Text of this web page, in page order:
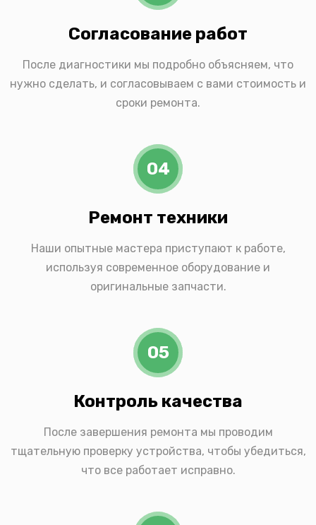
Согласование работ
После диагностики мы подробно объясняем, что
нужно сделать, и согласовываем с вами стоимость и
сроки ремонта.
04
Ремонт техники
Наши опытные мастера приступают к работе,
используя современное оборудование и
оригинальные запчасти.
05
Контроль качества
После завершения ремонта мы проводим
тщательную проверку устройства, чтобы убедиться,
что все работает исправно.